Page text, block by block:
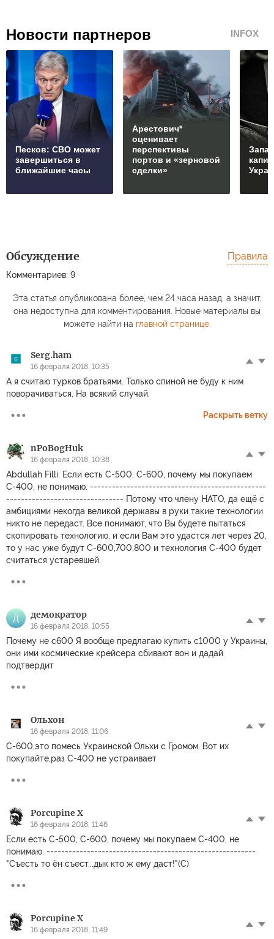
Новости партнеров INFOX
Песков: СВО может
завершиться в
ближайшие часы
Арестович*
оценивает
перспективы
портов и «зерновой
сделки»
Обсуждение
Комментариев: 9
Правила
Эта статья опубликована более, чем 24 часа назад, а значит,
она недоступна для комментирования. Новые материалы вы
можете найти на главной странице.
Serg.ham
16 февраля 2018, 10:35
А я считаю турков братьями. Только спиной не буду к ним
поворачиваться. На всякий случай.
Раскрыть ветку
nPoBogHuk
16 февраля 2018, 10:38
Abdullah Filli: Если есть С-500, С-600, почему мы покупаем
С-400, не понимаю. ------------------------------------------------
-------------------------------- Потому что члену НАТО, да ещё с
амбициями некогда великой державы в руки такие технологии
никто не передаст. Все понимают, что Вы будете пытаться
скопировать технологию, и если Вам это удастся лет через 20,
то у нас уже будут С-600,700,800 и технология С-400 будет
считаться устаревшей.
Д демократор
16 февраля 2018, 10:55
Почему не с600 Я вообще предлагаю купить с1000 у Украины,
они ими космические крейсера сбивают вон и дадай
подтвердит
Ольхон
16 февраля 2018, 11:06
С-600,это помесь Украинской Ольхи с Громом. Вот их
покупайте,раз С-400 не устраивает
Porcupine X
16 февраля 2018, 11:46
Если есть С-500, С-600, почему мы покупаем С-400, не
понимаю. ---------------------------------------------------------
"Съесть то ён съест...дык кто ж ему даст!"(С)
Porcupine X
16 февраля 2018, 11:49